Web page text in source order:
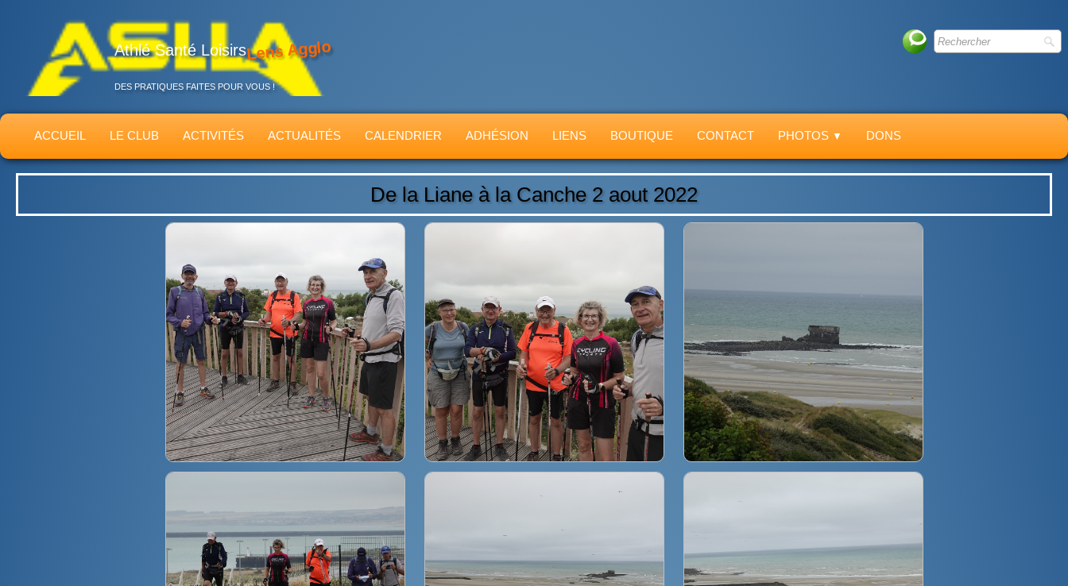
Athlé Santé LoisirsLens Agglo
DES PRATIQUES FAITES POUR VOUS !
ACCUEIL LE CLUB ACTIVITÉS ACTUALITÉS CALENDRIER ADHÉSION LIENS BOUTIQUE CONTACT PHOTOS ▼ DONS
De la Liane à la Canche 2 aout 2022